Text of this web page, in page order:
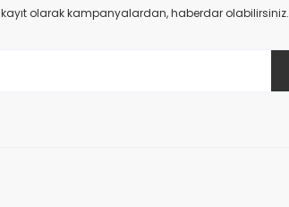
bulunuyor.
olarak kampanyalardan, haberdar olabilirsiniz.